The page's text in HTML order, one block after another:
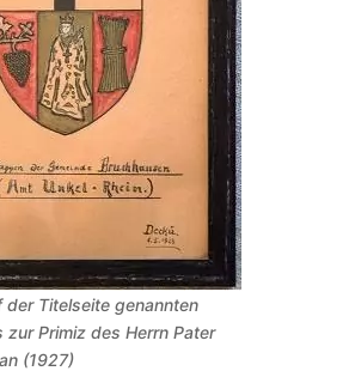
der Titelseite genannten
zur Primiz des Herrn Pater
(1927)